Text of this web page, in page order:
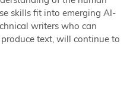
skills fit into emerging AI-
writers who can
text, will continue to